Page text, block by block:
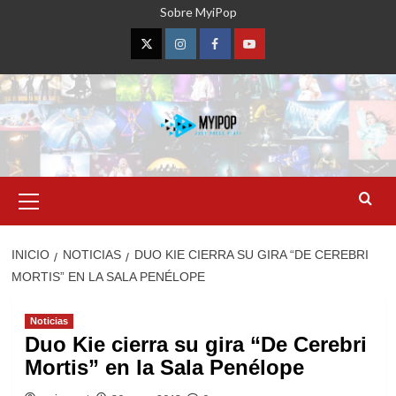
Sobre MyiPop
TwitterInstagramFacebookYouTube
primario
INICIO NOTICIAS
DUO KIE CIERRA SU GIRA “DE CEREBRI
MORTIS” EN LA SALA PENÉLOPE
Noticias
Duo Kie cierra su gira “De Cerebri
Mortis” en la Sala Penélope